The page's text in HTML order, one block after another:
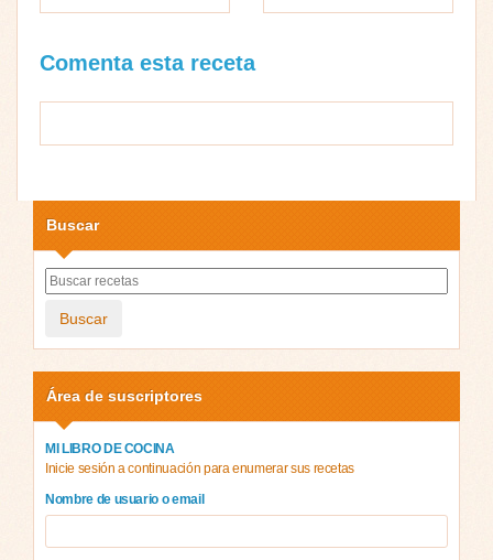
Comenta esta receta
Buscar
Buscar
Área de suscriptores
MI LIBRO DE COCINA
Inicie sesión a continuación para enumerar sus recetas
Nombre de usuario o email